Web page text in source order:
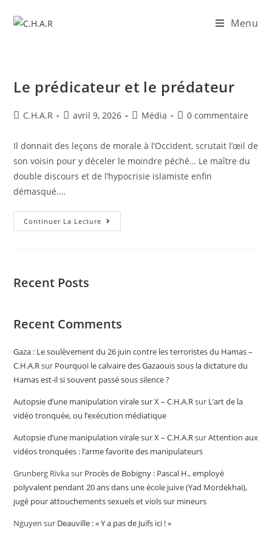
Menu
Le prédicateur et le prédateur
C.H.A.R avril 9, 2026 Média 0 commentaire
Il donnait des leçons de morale à l’Occident, scrutait l’œil de
son voisin pour y déceler le moindre péché… Le maître du
double discours et de l’hypocrisie islamiste enfin
démasqué.…
Continuer La Lecture
Recent Posts
Recent Comments
Gaza : Le soulèvement du 26 juin contre les terroristes du Hamas –
C.H.A.Rsur Pourquoi le calvaire des Gazaouis sous la dictature du
Hamas est-il si souvent passé sous silence ?
Autopsie d’une manipulation virale sur X – C.H.A.Rsur L’art de la
vidéo tronquée, ou l’exécution médiatique
Autopsie d’une manipulation virale sur X – C.H.A.RsurAttention aux
vidéos tronquées : l’arme favorite des manipulateurs
Grunberg Rivkasur Procès de Bobigny : Pascal H., employé
polyvalent pendant 20 ans dans une école juive (Yad Mordekhai),
jugé pour attouchements sexuels et viols sur mineurs
Nguyen sur Deauville : « Y a pas de Juifs ici ! »